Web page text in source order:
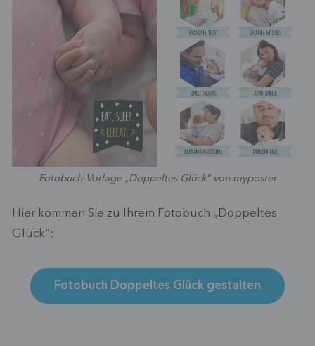
Fotobuch-Vorlage „Doppeltes Glück“ von myposter
Hier kommen Sie zu Ihrem Fotobuch „Doppeltes
Glück“:
Fotobuch Doppeltes Glück gestalten